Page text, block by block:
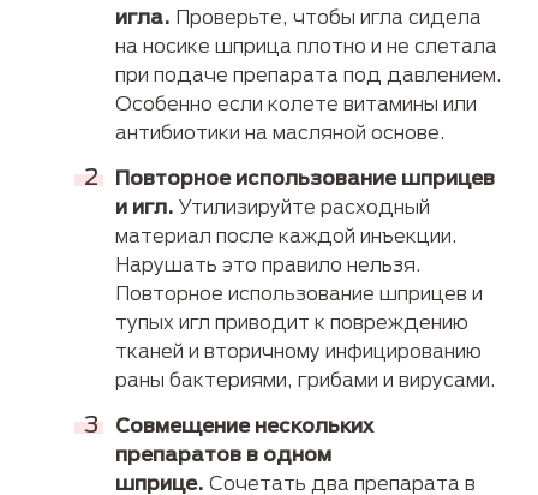
игла. Проверьте, чтобы игла сидела
на носике шприца плотно и не слетала
при подаче препарата под давлением.
Особенно если колете витамины или
антибиотики на масляной основе.
Повторное использование шприцев
и игл. Утилизируйте расходный
материал после каждой инъекции.
Нарушать это правило нельзя.
Повторное использование шприцев и
тупых игл приводит к повреждению
тканей и вторичному инфицированию
раны бактериями, грибами и вирусами.
Совмещение нескольких
препаратов в одном
шприце. Сочетать два препарата в